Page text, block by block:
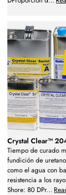
Crystal Clear™
Tiempo de curado
fundición de
como el agua con
resistencia a los
Shore: 80 DPr...